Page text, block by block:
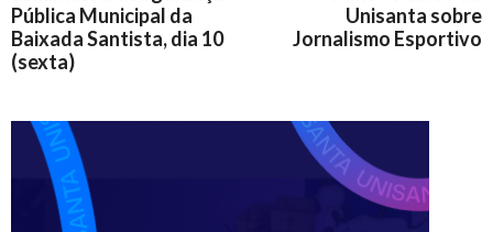
Pública Municipal da
Baixada Santista, dia 10
(sexta)
Unisanta sobre
Jornalismo Esportivo